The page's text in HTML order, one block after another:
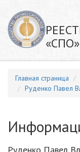
«СПО»
Главная страница
Руденко Павел